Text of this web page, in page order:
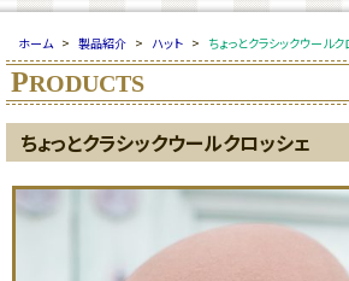
ホーム > 製品紹介 > ハット > ちょっとクラシックウールク
PRODUCTS
ちょっとクラシックウールクロッシェ